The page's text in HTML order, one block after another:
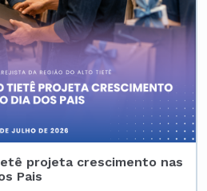
projeta crescimento nas
Pais